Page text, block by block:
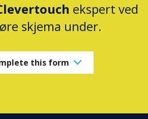
ekspert ved
skjema under.
this form